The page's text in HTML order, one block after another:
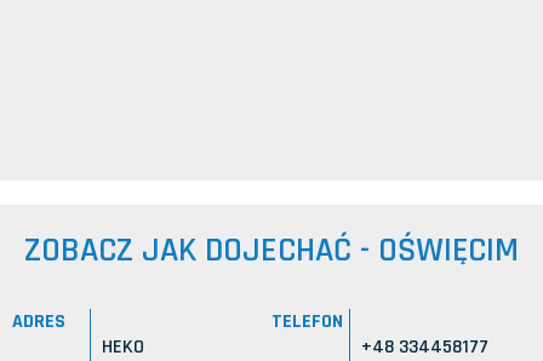
ZOBACZ JAK DOJECHAĆ - OŚWIĘCIM
ADRES
HEKO
TELEFON
+48 334458177